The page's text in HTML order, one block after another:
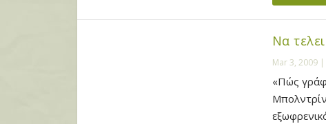
Να
Mar 3, 2009|
«Πώς